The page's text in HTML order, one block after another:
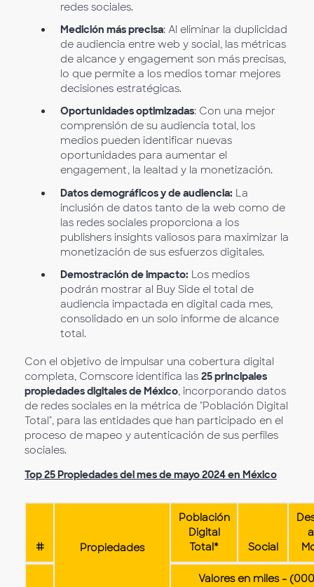
redes sociales.
Medición más precisa: Al eliminar la duplicidad
de audiencia entre web y social, las métricas
de alcance y engagement son más precisas,
lo que permite a los medios tomar mejores
decisiones estratégicas.
Oportunidades optimizadas: Con una mejor
comprensión de su audiencia total, los
medios pueden identificar nuevas
oportunidades para aumentar el
engagement, la lealtad y la monetización.
Datos demográficos y de audiencia: La
inclusión de datos tanto de la web como de
las redes sociales proporciona a los
publishers insights valiosos para maximizar la
monetización de sus esfuerzos digitales.
Demostración de impacto: Los medios
podrán mostrar al Buy Side el total de
audiencia impactada en digital cada mes,
consolidado en un solo informe de alcance
total.
Con el objetivo de impulsar una cobertura digital
completa, Comscore identifica las 25 principales
propiedades digitales de México, incorporando datos
de redes sociales en la métrica de "Población Digital
Total", para las entidades que han participado en el
proceso de mapeo y autenticación de sus perfiles
sociales.
Top 25 Propiedades del mes de mayo 2024 en México
# Propiedades
Población
Digital
Total*
Social
Valores en miles -